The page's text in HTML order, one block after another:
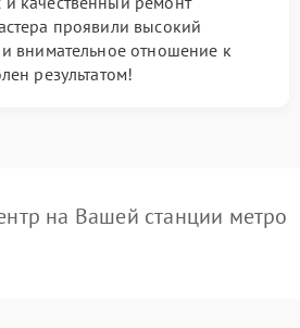
проявили высокий
и внимательное отношение к
результатом!
на Вашей станции метро